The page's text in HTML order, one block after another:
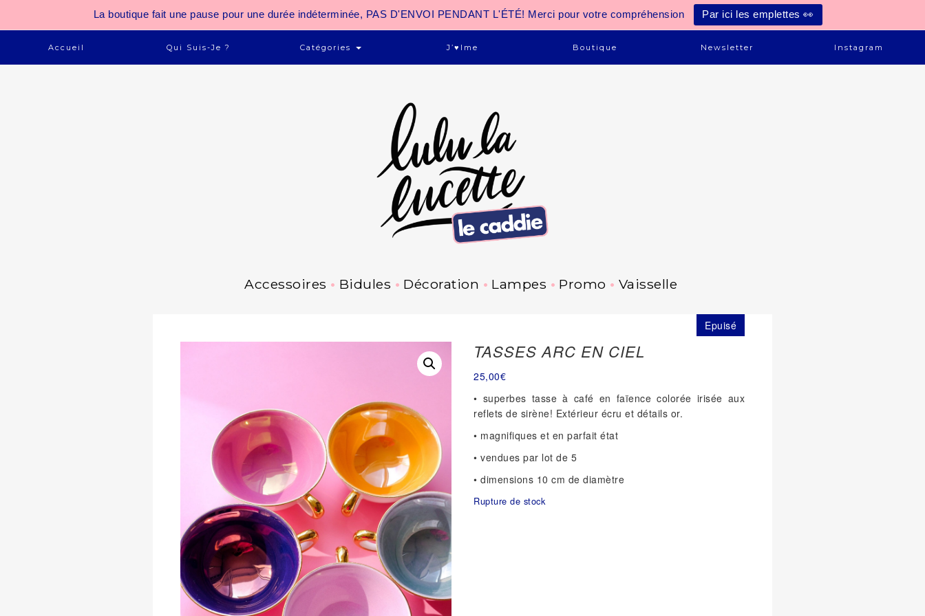
La boutique fait une pause pour une durée indéterminée, PAS D'ENVOI PENDANT L'ÉTÉ! Merci pour votre compréhension Par ici les emplettes 👀
Accueil Qui Suis-Je ? Catégories J’♥ime Boutique Newsletter Instagram
Accessoires Bidules Décoration Lampes Promo Vaisselle
Epuisé
TASSES ARC EN CIEL
25,00€
• superbes tasse à café en faïence colorée irisée aux
reflets de sirène! Extérieur écru et détails or.
• magnifiques et en parfait état
• vendues par lot de 5
• dimensions 10 cm de diamètre
Rupture de stock